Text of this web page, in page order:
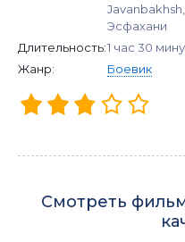
Эсфахани
Длительность:1 час 30
Жанр:
Боевик
Смотреть